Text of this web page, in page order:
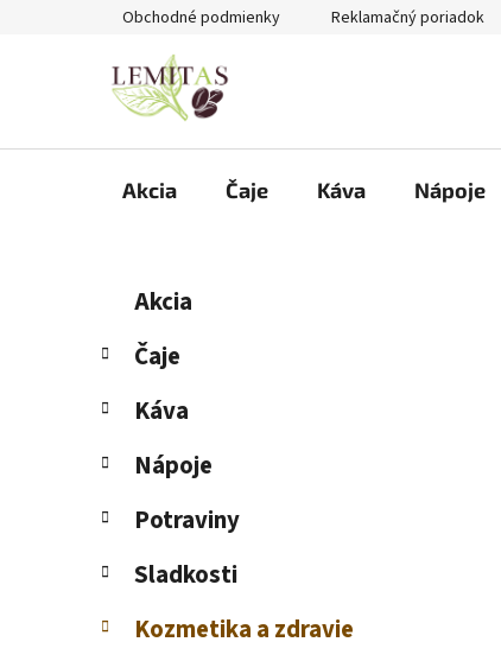
Obchodné podmienky Reklamačný poriadok
Akcia Čaje Káva Nápoje
č
ý
a
n
l
Preskočiť
kategórie
e
ó
i
Akcia
Čaje
Káva
Nápoje
Potraviny
Sladkosti
Kozmetika a zdravie